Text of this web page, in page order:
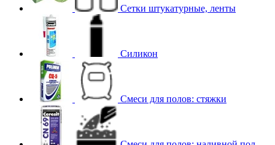
Сетки штукатурные, ленты
Силикон
Смеси для полов: стяжки